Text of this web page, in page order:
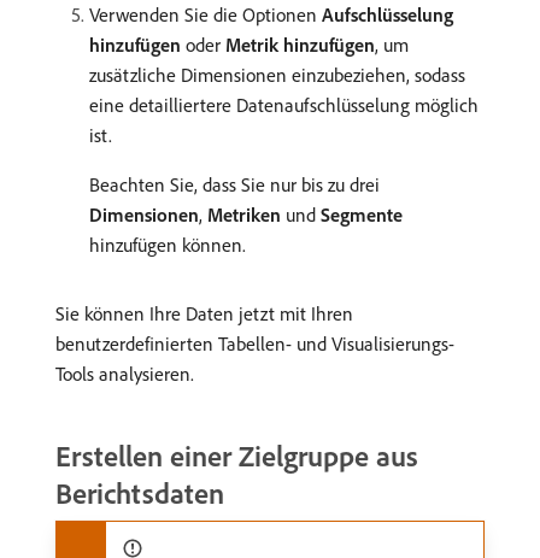
Verwenden Sie die Optionen Aufschlüsselung
hinzufügen oder Metrik hinzufügen, um
zusätzliche Dimensionen einzubeziehen, sodass
eine detailliertere Datenaufschlüsselung möglich
ist.
Beachten Sie, dass Sie nur bis zu drei
Dimensionen, Metriken und Segmente
hinzufügen können.
Sie können Ihre Daten jetzt mit Ihren
benutzerdefinierten Tabellen- und Visualisierungs-
Tools analysieren.
Erstellen einer Zielgruppe aus
Berichtsdaten